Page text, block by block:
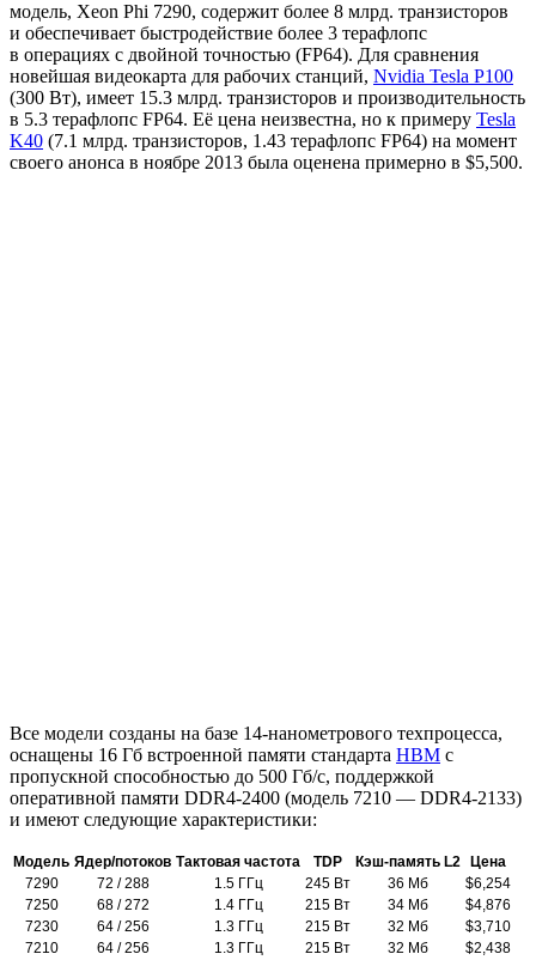
модель, Xeon Phi 7290, содержит более 8 млрд. транзисторов
и обеспечивает быстродействие более 3 терафлопс
в операциях с двойной точностью (FP64). Для сравнения
новейшая видеокарта для рабочих станций, Nvidia Tesla P100
(300 Вт), имеет 15.3 млрд. транзисторов и производительность
в 5.3 терафлопс FP64. Её цена неизвестна, но к примеру Tesla
K40 (7.1 млрд. транзисторов, 1.43 терафлопс FP64) на момент
своего анонса в ноябре 2013 была оценена примерно в $5,500.
Все модели созданы на базе 14-нанометрового техпроцесса,
оснащены 16 Гб встроенной памяти стандарта HBM c
пропускной способностью до 500 Гб/с, поддержкой
оперативной памяти DDR4-2400 (модель 7210 — DDR4-2133)
и имеют следующие характеристики:
Модель Ядер/потоков Тактовая частота TDP Кэш-память L2 Цена
7290
72 / 288 1.5 ГГц 245 Вт 36 Mб
$6,254
7250
68 / 272 1.4 ГГц 215 Вт 34 Мб
$4,876
7230
64 / 256 1.3 ГГц 215 Вт 32 Мб
$3,710
7210
64 / 256 1.3 ГГц 215 Вт 32 Мб $2,438